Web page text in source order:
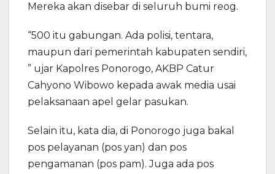
Mereka akan disebar di seluruh bumi reog.
“500 itu gabungan. Ada polisi, tentara,
maupun dari pemerintah kabupaten sendiri,
” ujar Kapolres Ponorogo, AKBP Catur
Cahyono Wibowo kepada awak media usai
pelaksanaan apel gelar pasukan.
Selain itu, kata dia, di Ponorogo juga bakal
pos pelayanan (pos yan) dan pos
pengamanan (pos pam). Juga ada pos